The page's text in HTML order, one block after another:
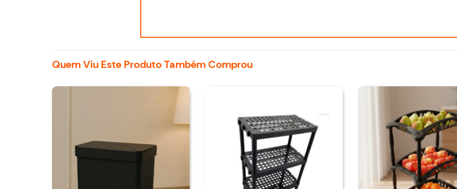
Quem Viu Este Produto Também Comprou